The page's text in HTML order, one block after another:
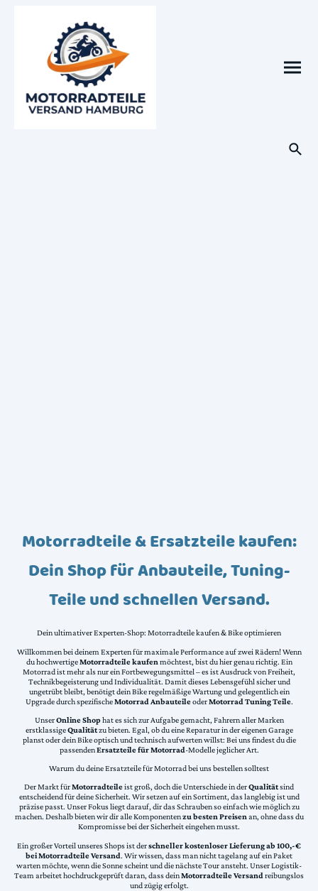
Motorradteile & Ersatzteile kaufen:
Dein Shop für Anbauteile, Tuning-
Teile und schnellen Versand.
Dein ultimativer Experten-Shop: Motorradteile kaufen & Bike optimieren
Willkommen bei deinem Experten für maximale Performance auf zwei Rädern! Wenn
du hochwertigeMotorradteile kaufen möchtest, bist du hier genau richtig. Ein
Motorrad ist mehr als nur ein Fortbewegungsmittel – es ist Ausdruck von Freiheit,
Technikbegeisterung und Individualität. Damit dieses Lebensgefühl sicher und
ungetrübt bleibt, benötigt dein Bike regelmäßige Wartung und gelegentlich ein
Upgrade durch spezifischeMotorrad AnbauteileoderMotorrad Tuning Teile.
UnserOnline Shophat es sich zur Aufgabe gemacht, Fahrern aller Marken
erstklassigeQualitätzu bieten. Egal, ob du eine Reparatur in der eigenen Garage
planst oder dein Bike optisch und technisch aufwerten willst: Bei uns findest du die
passendenErsatzteile für Motorrad-Modelle jeglicher Art.
Warum du deine Ersatzteile für Motorrad bei uns bestellen solltest
Der Markt fürMotorradteileist groß, doch die Unterschiede in derQualitätsind
entscheidend für deine Sicherheit. Wir setzen auf ein Sortiment, das langlebig ist und
präzise passt. Unser Fokus liegt darauf, dir das Schrauben so einfach wie möglich zu
machen. Deshalb bieten wir dir alle Komponentenzu besten Preisenan, ohne dass du
Kompromisse bei der Sicherheit eingehen musst.
Ein großer Vorteil unseres Shops ist derschneller kostenloser Lieferung ab 100,-€
bei Motorradteile Versand. Wir wissen, dass man nicht tagelang auf ein Paket
warten möchte, wenn die Sonne scheint und die nächste Tour ansteht. Unser Logistik-
Team arbeitet hochdruckgeprüft daran, dass deinMotorradteile Versand reibungslos
und zügig erfolgt.